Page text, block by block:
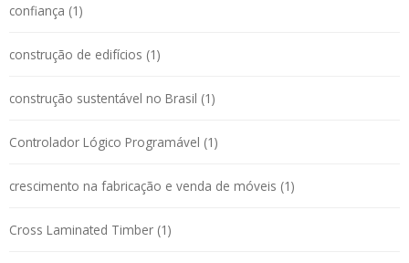
confiança (1)
construção de edifícios (1)
construção sustentável no Brasil (1)
Controlador Lógico Programável (1)
crescimento na fabricação e venda de móveis (1)
Cross Laminated Timber (1)